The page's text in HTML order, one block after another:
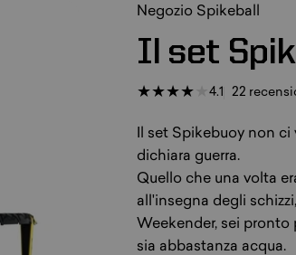
Negozio Spikeball
Il set
4.1 22
Il set Spikebuoy non
dichiara guerra.
Quello che una volta
all'insegna degli
Weekender, sei
sia abbastanza acqua.
, si apre in una nuova
, si apre in una nuova
, si apre in una nuova